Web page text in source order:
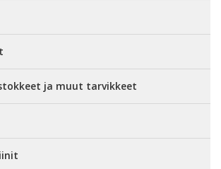
ja muut tarvikkeet